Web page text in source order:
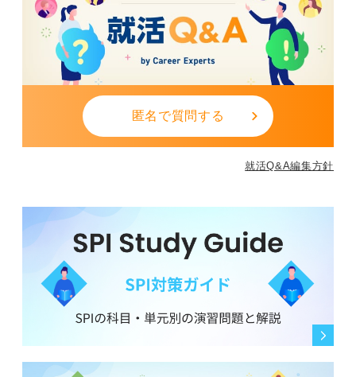
匿名で質問する
就活Q&A編集方針